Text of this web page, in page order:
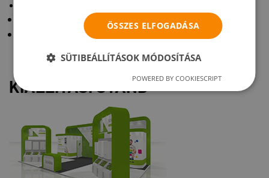
Kiállítási tanácsadás
Marketing szemléletmód
KIÁLLÍTÁSI STAND
ÖSSZES ELFOGADÁSA
SÜTIBEÁLLÍTÁSOK MÓDOSÍTÁSA
POWERED BY COOKIESCRIPT